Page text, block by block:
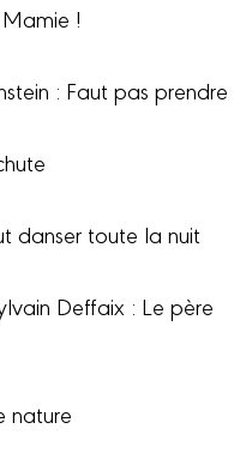
!
: Faut pas prendre
danser toute la nuit
Deffaix : Le père
nature